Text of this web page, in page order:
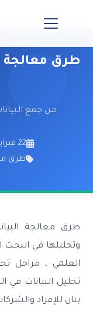
طرق معالجة
من جمع
22 فبراير 2026
طرق
طرق معالجة
وتحليلها في البحث
العلمي ، مراحل
تحليل البيانات
بنان للإفراد